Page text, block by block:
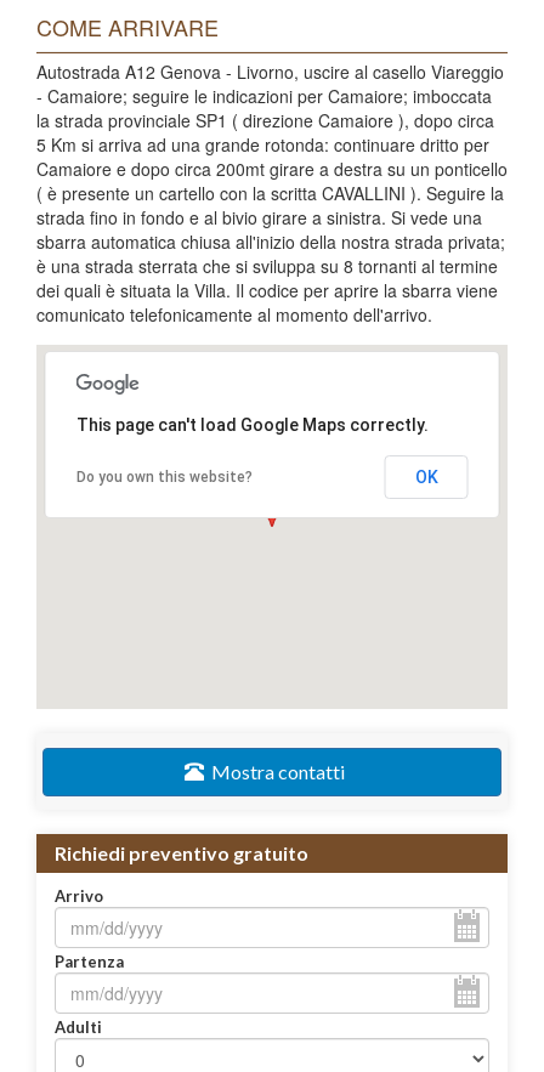
COME ARRIVARE
Autostrada A12 Genova - Livorno, uscire al casello Viareggio
- Camaiore; seguire le indicazioni per Camaiore; imboccata
la strada provinciale SP1 ( direzione Camaiore ), dopo circa
5 Km si arriva ad una grande rotonda: continuare dritto per
Camaiore e dopo circa 200mt girare a destra su un ponticello
( è presente un cartello con la scritta CAVALLINI ). Seguire la
strada fino in fondo e al bivio girare a sinistra. Si vede una
sbarra automatica chiusa all'inizio della nostra strada privata;
è una strada sterrata che si sviluppa su 8 tornanti al termine
dei quali è situata la Villa. Il codice per aprire la sbarra viene
comunicato telefonicamente al momento dell'arrivo.
This page can't load Google Maps correctly.
Do you own this website? OK
Mostra contatti
Richiedi preventivo gratuito
Arrivo
Partenza
Adulti